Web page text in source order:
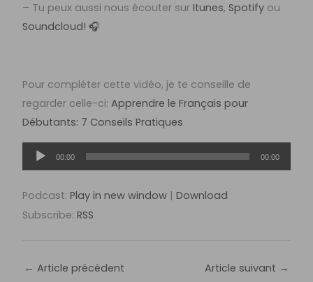
– Tu peux aussi nous écouter surItunes, Spotify ou
Soundcloud! 🎧
Pour compléter cette vidéo, je te conseille de
regarder celle-ci:Apprendre le Français pour
Débutants: 7 Conseils Pratiques
Lecteur
audio
00:00 00:00
Podcast:Play in new window |Download
Subscribe:RSS
← Article précédent Article suivant →